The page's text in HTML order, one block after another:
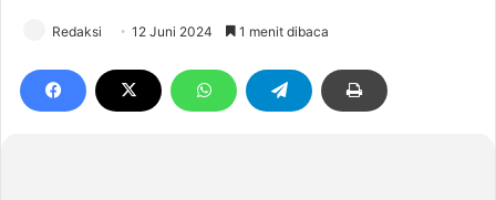
Redaksi 12 Juni 2024 1 menit dibaca